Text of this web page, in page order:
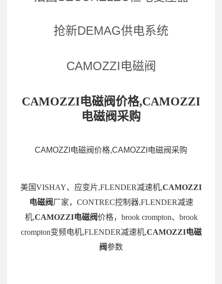
抢新DEMAG供电系统
CAMOZZI电磁阀
CAMOZZI电磁阀价格,CAMOZZI
电磁阀采购
CAMOZZI电磁阀价格,CAMOZZI电磁阀采购
美国VISHAY、应变片,FLENDER减速机,CAMOZZI
电磁阀厂家，CONTREC控制器,FLENDER减速
机,CAMOZZI电磁阀价格，brook crompton、brook
crompton变频电机,FLENDER减速机,CAMOZZI电磁
阀参数